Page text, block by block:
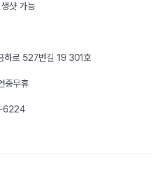
샷 가능
하로 527번길 19 301호
중무휴
6224